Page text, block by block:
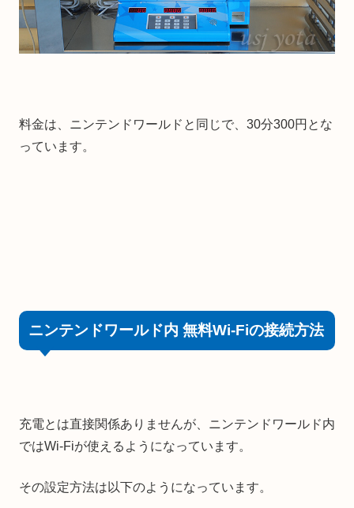
料金は、ニンテンドワールドと同じで、30分300円とな
っています。
ニンテンドワールド内 無料Wi-Fiの接続方法
充電とは直接関係ありませんが、ニンテンドワールド内
ではWi-Fiが使えるようになっています。
その設定方法は以下のようになっています。